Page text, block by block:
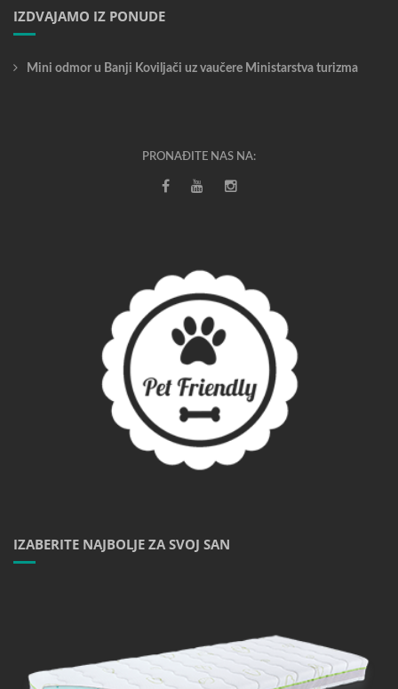
IZDVAJAMO IZ PONUDE
Mini odmor u Banji Koviljači uz vaučere Ministarstva turizma
PRONAĐITE NAS NA:
IZABERITE NAJBOLJE ZA SVOJ SAN